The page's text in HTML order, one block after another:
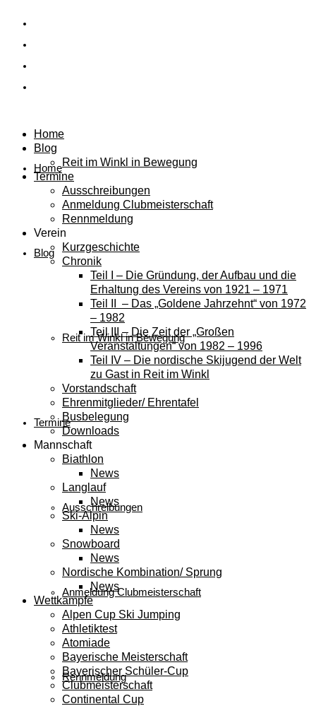
Home
Blog
Reit im Winkl in Bewegung
Termine
Ausschreibungen
Anmeldung Clubmeisterschaft
Rennmeldung
Home
Blog
Reit im Winkl in Bewegung
Termine
Ausschreibungen
Anmeldung Clubmeisterschaft
Rennmeldung
Verein
Kurzgeschichte
Chronik
Teil I – Die Gründung, der Aufbau und die
Erhaltung des Vereins von 1921 – 1971
Teil II – Das „Goldene Jahrzehnt“ von 1972
– 1982
Teil III – Die Zeit der „Großen
Veranstaltungen“ von 1982 – 1996
Teil IV – Die nordische Skijugend der Welt
zu Gast in Reit im Winkl
Vorstandschaft
Ehrenmitglieder/ Ehrentafel
Busbelegung
Downloads
Mannschaft
Biathlon
News
Langlauf
News
Ski-Alpin
News
Snowboard
News
Nordische Kombination/ Sprung
News
Wettkämpfe
Alpen Cup Ski Jumping
Athletiktest
Atomiade
Bayerische Meisterschaft
Bayerischer Schüler-Cup
Clubmeisterschaft
Continental Cup